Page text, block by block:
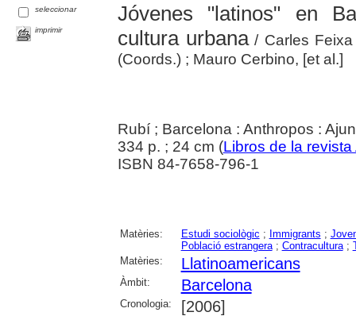
seleccionar
imprimir
Jóvenes "latinos" en
cultura urbana/ Carles Feixa
(Coords.) ; Mauro Cerbino, [et al.]
Rubí ; Barcelona : Anthropos :
334 p. ; 24 cm (Libros de la revista
ISBN 84-7658-796-1
Matèries: Estudi sociològic ; Immigrants ;
Població estrangera; Contracultura;
Matèries:
Llatinoamericans
Àmbit: Barcelona
Cronologia: [2006]